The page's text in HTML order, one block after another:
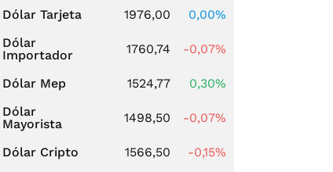
Dólar Tarjeta
1976,00
0,00%
Dólar
Importador
1760,74 -0,07%
Dólar Mep 1524,77
0,30%
Dólar
Mayorista
1498,50 -0,07%
Dólar Cripto 1566,50
-0,15%